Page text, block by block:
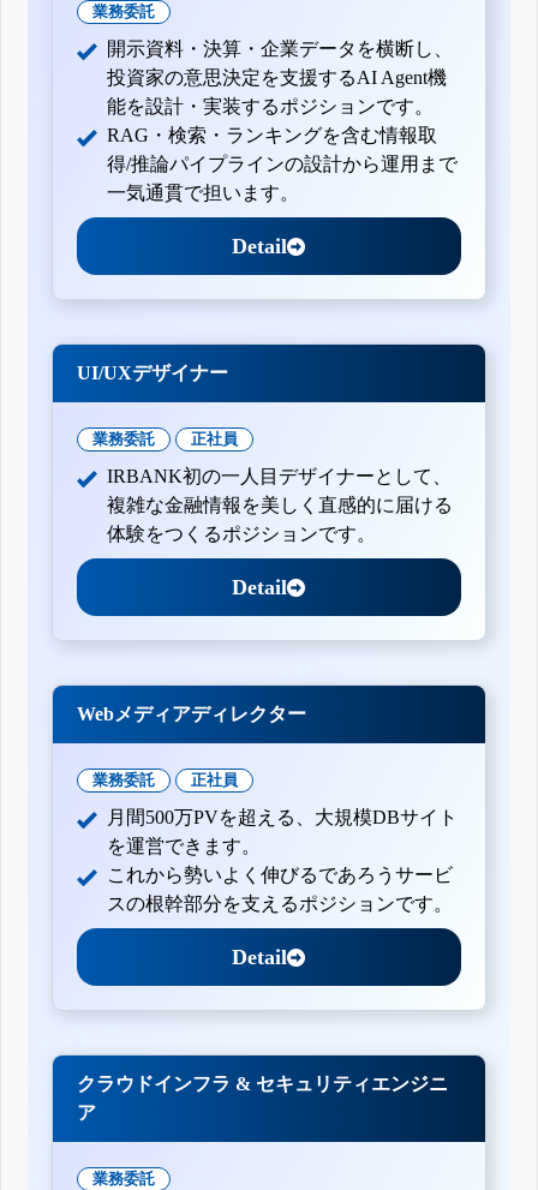
業務委託
開示資料・決算・企業データを横断し、
投資家の意思決定を支援するAI Agent機
能を設計・実装するポジションです。
RAG・検索・ランキングを含む情報取
得/推論パイプラインの設計から運用まで
一気通貫で担います。
Detail
UI/UXデザイナー
業務委託 正社員
IRBANK初の一人目デザイナーとして、
複雑な金融情報を美しく直感的に届ける
体験をつくるポジションです。
Detail
Webメディアディレクター
業務委託 正社員
月間500万PVを超える、大規模DBサイト
を運営できます。
これから勢いよく伸びるであろうサービ
スの根幹部分を支えるポジションです。
Detail
クラウドインフラ & セキュリティエンジニ
ア
業務委託